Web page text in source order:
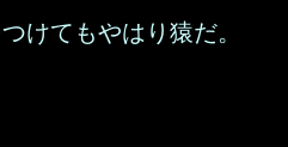
けてもやはり猿だ。